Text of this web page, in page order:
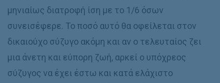
μηνιαίως διατροφή ίση με το 1/6 όσων
συνεισέφερε. Το ποσό αυτό θα οφείλεται στον
δικαιούχο σύζυγο ακόμη και αν ο τελευταίος ζει
μια άνετη και εύπορη ζωή, αρκεί ο υπόχρεος
σύζυγος να έχει έστω και κατά ελάχιστο